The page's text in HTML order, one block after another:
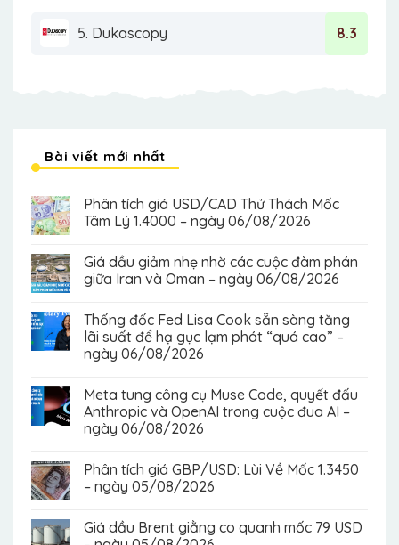
5. Dukascopy 8.3
Bài viết mới nhất
Phân tích giá USD/CAD Thử Thách Mốc
Tâm Lý 1.4000 – ngày 06/08/2026
Giá dầu giảm nhẹ nhờ các cuộc đàm phán
giữa Iran và Oman – ngày 06/08/2026
Thống đốc Fed Lisa Cook sẵn sàng tăng
lãi suất để hạ gục lạm phát “quá cao” –
ngày 06/08/2026
Meta tung công cụ Muse Code, quyết đấu
Anthropic và OpenAI trong cuộc đua AI –
ngày 06/08/2026
Phân tích giá GBP/USD: Lùi Về Mốc 1.3450
– ngày 05/08/2026
Giá dầu Brent giằng co quanh mốc 79 USD